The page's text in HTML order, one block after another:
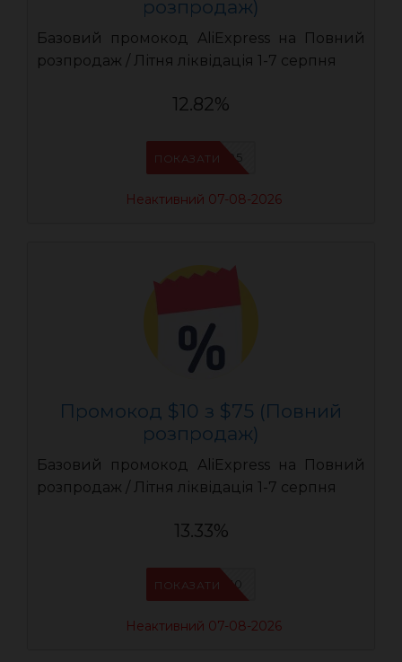
розпродаж)
Базовий промокод AliExpress на Повний
розпродаж / Літня ліквідація 1-7 серпня
12.82%
UASC05
ПОКАЗАТИ
Неактивний 07-08-2026
Промокод $10 з $75 (Повний
розпродаж)
Базовий промокод AliExpress на Повний
розпродаж / Літня ліквідація 1-7 серпня
13.33%
UASC10
ПОКАЗАТИ
Неактивний 07-08-2026